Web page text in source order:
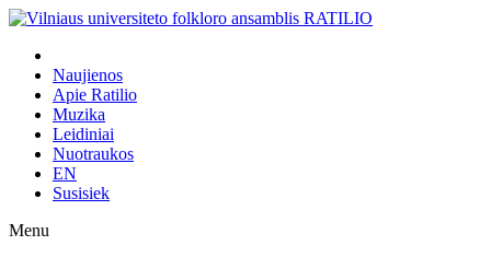
Naujienos
Apie Ratilio
Muzika
Leidiniai
Nuotraukos
EN
Susisiek
Menu